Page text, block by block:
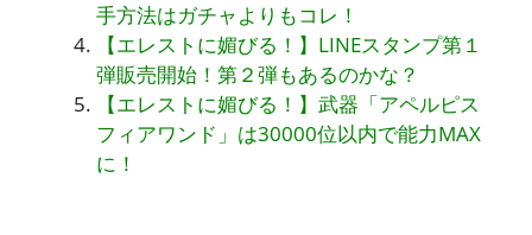
手方法はガチャよりもコレ！
【エレストに媚びる！】LINEスタンプ第１
弾販売開始！第２弾もあるのかな？
【エレストに媚びる！】武器「アペルピス
フィアワンド」は30000位以内で能力MAX
に！